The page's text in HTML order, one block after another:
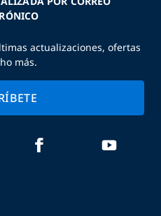
actualizaciones, ofertas
más.